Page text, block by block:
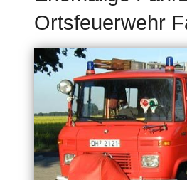
Ortsfeuerwehr